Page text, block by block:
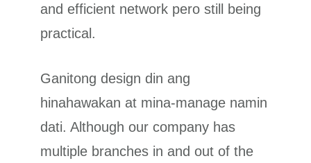
and efficient network pero still being
practical.
Ganitong design din ang
hinahawakan at mina-manage namin
dati. Although our company has
multiple branches in and out of the